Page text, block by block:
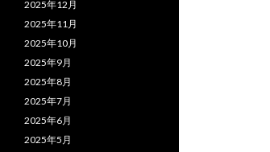
2025年12月
2025年11月
2025年10月
2025年9月
2025年8月
2025年7月
2025年6月
2025年5月